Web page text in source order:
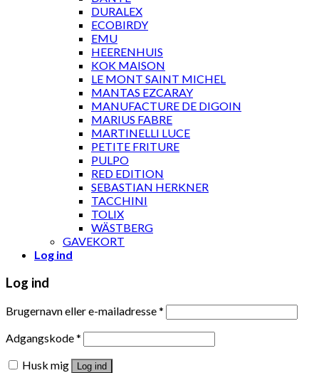
DURALEX
ECOBIRDY
EMU
HEERENHUIS
KOK MAISON
LE MONT SAINT MICHEL
MANTAS EZCARAY
MANUFACTURE DE DIGOIN
MARIUS FABRE
MARTINELLI LUCE
PETITE FRITURE
PULPO
RED EDITION
SEBASTIAN HERKNER
TACCHINI
TOLIX
WÄSTBERG
GAVEKORT
Log ind
Log ind
Brugernavn eller e-mailadresse*
Adgangskode*
Husk mig
Log ind